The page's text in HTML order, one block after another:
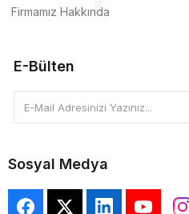
Firmamız Hakkında
E-Bülten
Sosyal Medya